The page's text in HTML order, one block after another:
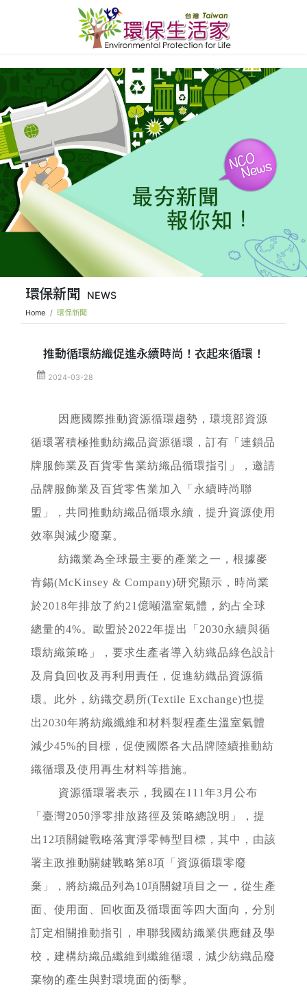
環保新聞 NEWS
Home 環保新聞
推動循環紡織促進永續時尚！衣起來循環！
2024-03-28
因應國際推動資源循環趨勢，環境部資源
循環署積極推動紡織品資源循環，訂有「連鎖品
牌服飾業及百貨零售業紡織品循環指引」，邀請
品牌服飾業及百貨零售業加入「永續時尚聯
盟」，共同推動紡織品循環永續，提升資源使用
效率與減少廢棄。
紡織業為全球最主要的產業之一，根據麥
肯錫(McKinsey & Company)研究顯示，時尚業
於2018年排放了約21億噸溫室氣體，約占全球
總量的4%。歐盟於2022年提出「2030永續與循
環紡織策略」，要求生產者導入紡織品綠色設計
及肩負回收及再利用責任，促進紡織品資源循
環。此外，紡織交易所(Textile Exchange)也提
出2030年將紡織纖維和材料製程產生溫室氣體
減少45%的目標，促使國際各大品牌陸續推動紡
織循環及使用再生材料等措施。
資源循環署表示，我國在111年3月公布
「臺灣2050淨零排放路徑及策略總說明」，提
出12項關鍵戰略落實淨零轉型目標，其中，由該
署主政推動關鍵戰略第8項「資源循環零廢
棄」，將紡織品列為10項關鍵項目之一，從生產
面、使用面、回收面及循環面等四大面向，分別
訂定相關推動指引，串聯我國紡織業供應鏈及學
校，建構紡織品纖維到纖維循環，減少紡織品廢
棄物的產生與對環境面的衝擊。